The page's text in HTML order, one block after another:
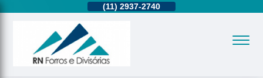
(11) 2937-2740